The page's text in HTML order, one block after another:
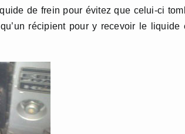
de frein pour évitez que celui-ci
récipient pour y recevoir le liquide